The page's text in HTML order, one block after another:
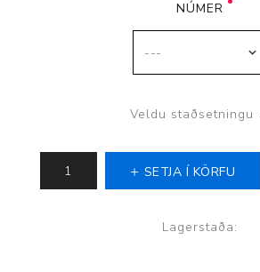
NÚMER
Veldu staðsetningu
SETJA Í KÖRFU
Lagerstaða: